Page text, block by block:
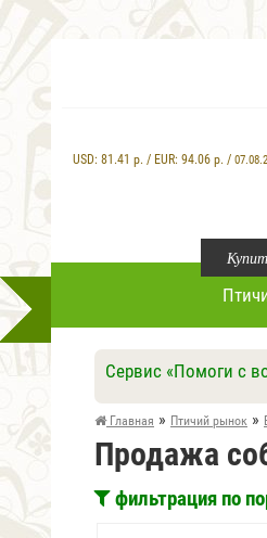
USD: 81.41 р. / EUR: 94.06 р. /
Сервис «Помоги с
Главная » Птичий рынок »
Продажа
фильтрация по